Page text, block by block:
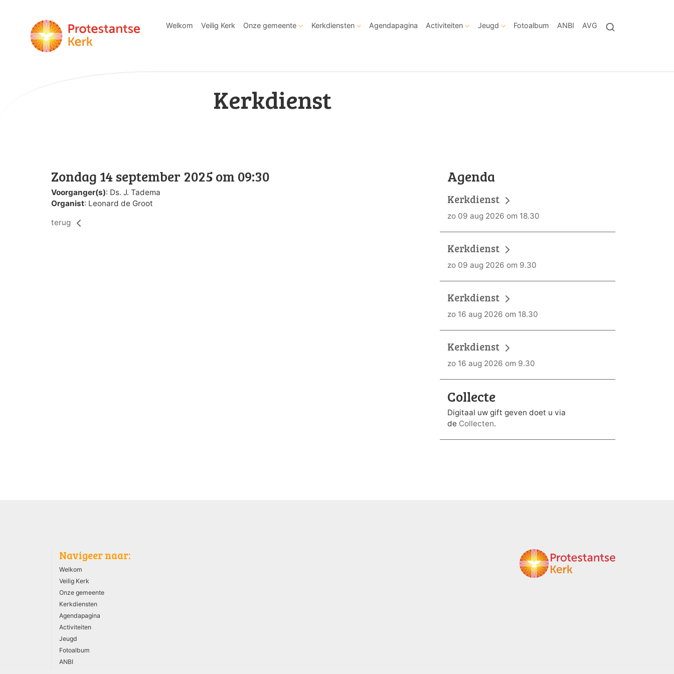
Welkom Veilig Kerk Onze gemeente Kerkdiensten Agendapagina Activiteiten Jeugd Fotoalbum ANBI AVG
Kerkdienst
Zondag 14 september 2025 om 09:30
Voorganger(s): Ds. J. Tadema
Organist: Leonard de Groot
terug
Agenda
Kerkdienst
zo 09 aug 2026 om 18.30
Kerkdienst
zo 09 aug 2026 om 9.30
Kerkdienst
zo 16 aug 2026 om 18.30
Kerkdienst
zo 16 aug 2026 om 9.30
Collecte
Digitaal uw gift geven doet u via
de Collecten.
Navigeer naar:
Welkom
Veilig Kerk
Onze gemeente
Kerkdiensten
Agendapagina
Activiteiten
Jeugd
Fotoalbum
ANBI